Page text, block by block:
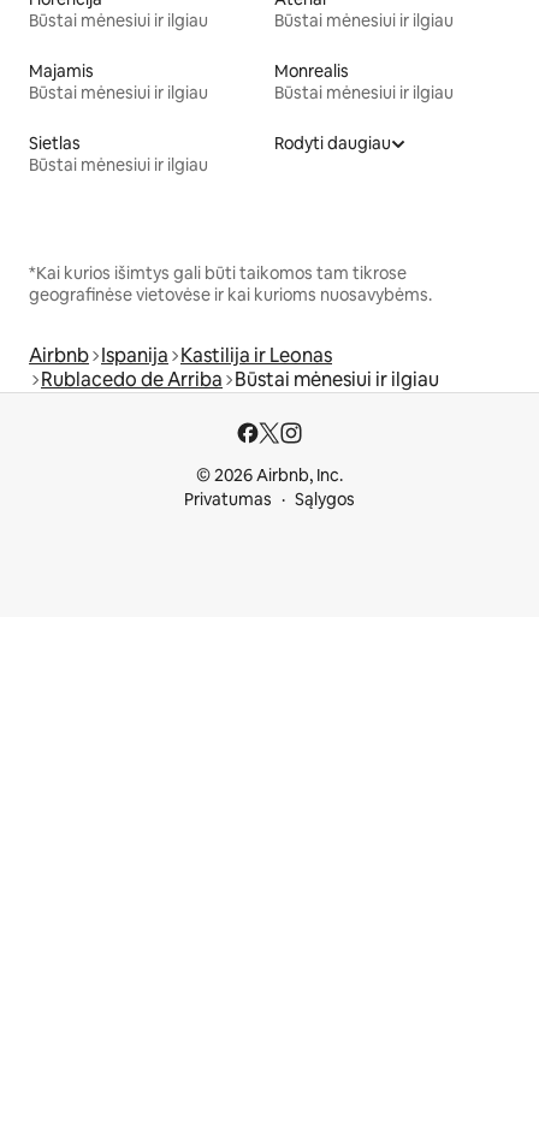
Būstai mėnesiui ir ilgiau
Būstai mėnesiui ir ilgiau
Majamis
Būstai mėnesiui ir ilgiau
Monrealis
Būstai mėnesiui ir ilgiau
Sietlas
Būstai mėnesiui ir ilgiau
Rodyti daugiau
*Kai kurios išimtys gali būti taikomos tam tikrose
geografinėse vietovėse ir kai kurioms nuosavybėms.
Airbnb Ispanija Kastilija ir Leonas
Rublacedo de Arriba Būstai mėnesiui ir ilgiau
© 2026 Airbnb, Inc.
Privatumas
Sąlygos